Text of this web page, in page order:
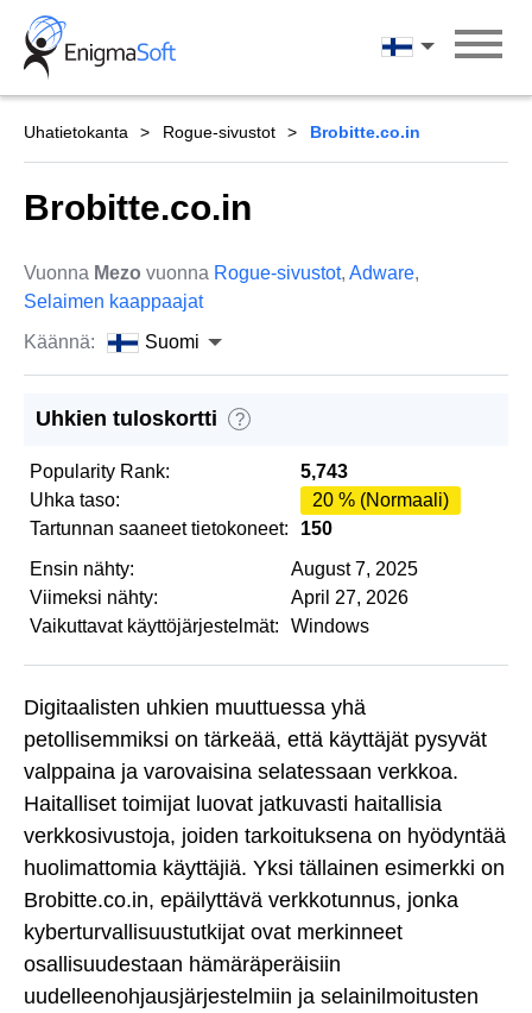
Skip
content
Suomi
Uhatietokanta Rogue-sivustot Brobitte.co.in
Brobitte.co.in
Vuonna Mezo vuonna Rogue-sivustot, Adware,
Selaimen kaappaajat
Käännä:
Suomi
Uhkien tuloskortti ?
Popularity Rank:
5,743
Uhka taso:
20 % (Normaali)
Tartunnan saaneet tietokoneet:
150
Ensin nähty:
August 7, 2025
Viimeksi nähty:
April 27, 2026
Vaikuttavat käyttöjärjestelmät:
Windows
Digitaalisten uhkien muuttuessa yhä
petollisemmiksi on tärkeää, että käyttäjät pysyvät
valppaina ja varovaisina selatessaan verkkoa.
Haitalliset toimijat luovat jatkuvasti haitallisia
verkkosivustoja, joiden tarkoituksena on hyödyntää
huolimattomia käyttäjiä. Yksi tällainen esimerkki on
Brobitte.co.in, epäilyttävä verkkotunnus, jonka
kyberturvallisuustutkijat ovat merkinneet
osallisuudestaan hämäräperäisiin
uudelleenohjausjärjestelmiin ja selainilmoitusten